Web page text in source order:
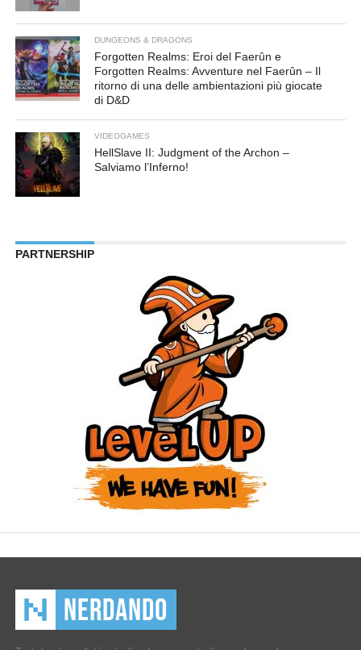
DUNGEONS & DRAGONS
Forgotten Realms: Eroi del Faerûn e
Forgotten Realms: Avventure nel Faerûn – Il
ritorno di una delle ambientazioni più giocate
di D&D
VIDEOGAMES
HellSlave II: Judgment of the Archon –
Salviamo l’Inferno!
PARTNERSHIP